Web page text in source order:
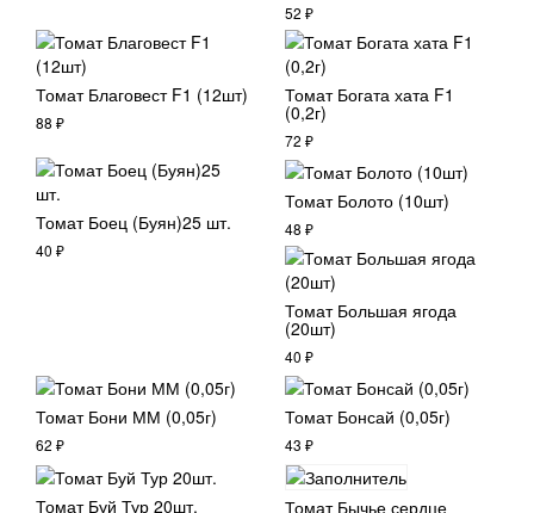
52 ₽
Томат Благовест F1 (12шт)
88 ₽
Томат Богата хата F1
(0,2г)
72 ₽
Томат Боец (Буян)25 шт.
40 ₽
Томат Болото (10шт)
48 ₽
Томат Большая ягода
(20шт)
40 ₽
Томат Бони ММ (0,05г)
62 ₽
Томат Бонсай (0,05г)
43 ₽
Томат Буй Тур 20шт. Томат Бычье сердце